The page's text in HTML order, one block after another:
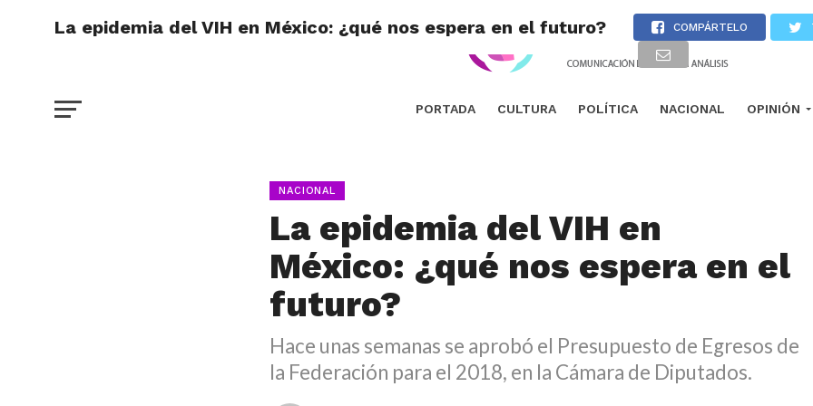
PORTADA CULTURA POLÍTICA NACIONAL OPINIÓN
La epidemia del VIH en México: ¿qué nos espera en el futuro? COMPÁRTELO
NACIONAL
La epidemia del VIH en
México: ¿qué nos espera en el
futuro?
Hace unas semanas se aprobó el Presupuesto de Egresos de
la Federación para el 2018, en la Cámara de Diputados.